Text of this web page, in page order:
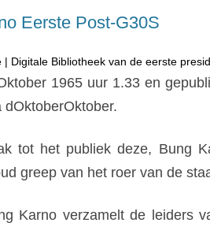
Eerste Post-G30S
| Digitale Bibliotheek van de eerste
1965 uur 1.33 en
tot het publiek deze, Bung
greep van het roer van de
Karno verzamelt de leiders